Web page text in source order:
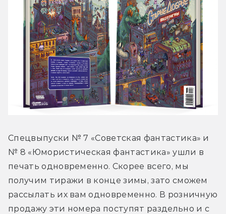
Спецвыпуски № 7 «Советская фантастика» и
№ 8 «Юмористическая фантастика» ушли в
печать одновременно. Скорее всего, мы
получим тиражи в конце зимы, зато сможем
рассылать их вам одновременно. В розничную
продажу эти номера поступят раздельно и с